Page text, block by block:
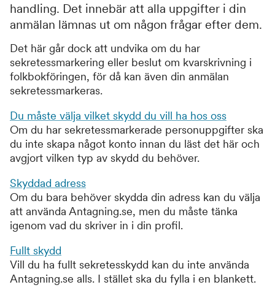
handling. Det innebär att alla uppgifter i din
anmälan lämnas ut om någon frågar efter dem.
Det här går dock att undvika om du har
sekretessmarkering eller beslut om kvarskrivning i
folkbokföringen, för då kan även din anmälan
sekretessmarkeras.
Du måste välja vilket skydd du vill ha hos oss
Om du har sekretessmarkerade personuppgifter ska
du inte skapa något konto innan du läst det här och
avgjort vilken typ av skydd du behöver.
Skyddad adress
Om du bara behöver skydda din adress kan du välja
att använda Antagning.se, men du måste tänka
igenom vad du skriver in i din profil.
Fullt skydd
Vill du ha fullt sekretesskydd kan du inte använda
Antagning.se alls. I stället ska du fylla i en blankett.